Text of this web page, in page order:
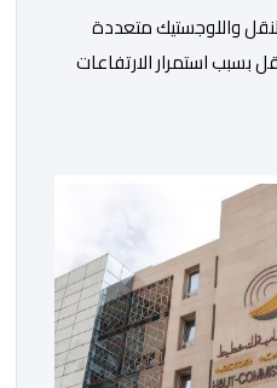
واللوجستيك متعددة
استمرار الارتفاعات
سواء، يواجهون ضغوطا
المستمر في كلفة